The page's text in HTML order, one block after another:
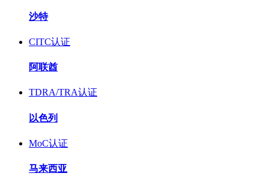
沙特
CITC认证
阿联酋
TDRA/TRA认证
以色列
MoC认证
马来西亚